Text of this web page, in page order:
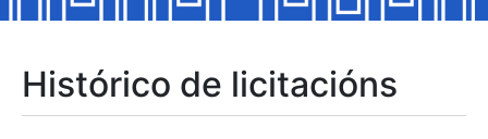
Mostrar/Ocultar
Histórico de licitacións